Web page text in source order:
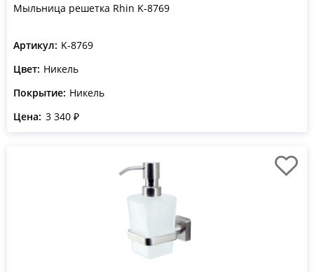
Мыльница решетка Rhin K-8769
Артикул: K-8769
Цвет: Никель
Покрытие: Никель
Цена: 3 340 ₽